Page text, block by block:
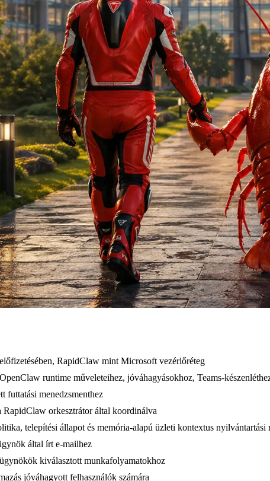
RapidClaw mint Microsoft vezérlőréteg
runtime műveleteihez, jóváhagyásokhoz, Teams-
futtatási menedzsmenthez
RapidClaw orkesztrátor által koordinálva
telepítési állapot és memória-alapú üzleti kontextus nyilvántartási
által írt e-mailhez
kiválasztott munkafolyamatokhoz
jóváhagyott felhasználók számára